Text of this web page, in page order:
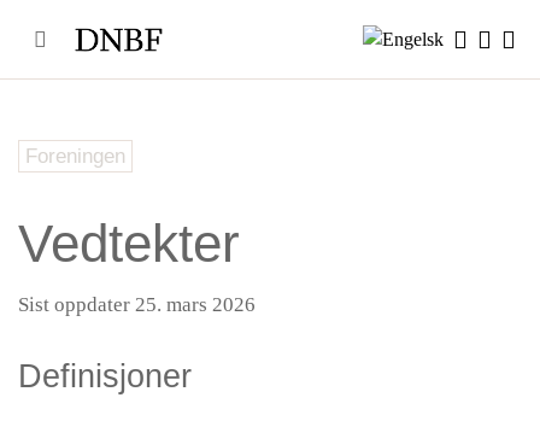
content
Foreningen
Vedtekter
Sist oppdater 25. mars 2026
Definisjoner